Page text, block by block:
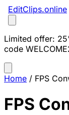
EditClips.online
Limited offer:
code
Home / FPS
FPS